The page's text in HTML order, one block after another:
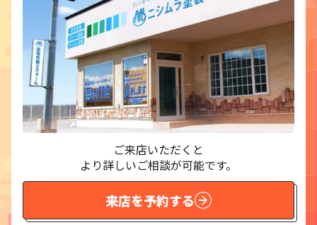
ご来店いただくと
より詳しいご相談が可能です。
来店を予約する